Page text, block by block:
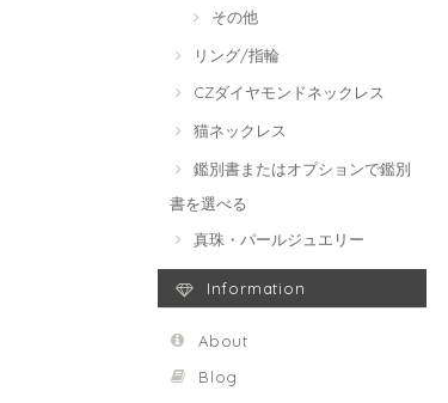
その他
リング/指輪
CZダイヤモンドネックレス
猫ネックレス
鑑別書またはオプションで鑑別
書を選べる
真珠・パールジュエリー
Information
About
Blog